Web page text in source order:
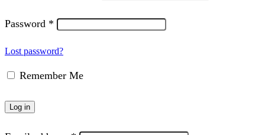
Password *
Lost password?
Remember Me
Log in